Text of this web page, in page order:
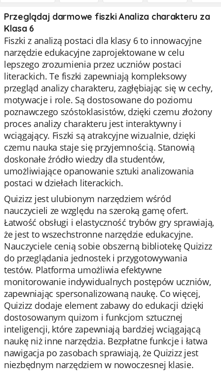
Przeglądaj darmowe fiszki Analiza charakteru za
Klasa 6
Fiszki z analizą postaci dla klasy 6 to innowacyjne
narzędzie edukacyjne zaprojektowane w celu
lepszego zrozumienia przez uczniów postaci
literackich. Te fiszki zapewniają kompleksowy
przegląd analizy charakteru, zagłębiając się w cechy,
motywacje i role. Są dostosowane do poziomu
poznawczego szóstoklasistów, dzięki czemu złożony
proces analizy charakteru jest interaktywny i
wciągający. Fiszki są atrakcyjne wizualnie, dzięki
czemu nauka staje się przyjemnością. Stanowią
doskonałe źródło wiedzy dla studentów,
umożliwiające opanowanie sztuki analizowania
postaci w dziełach literackich.
Quizizz jest ulubionym narzędziem wśród
nauczycieli ze względu na szeroką gamę ofert.
Łatwość obsługi i elastyczność trybów gry sprawiają,
że jest to wszechstronne narzędzie edukacyjne.
Nauczyciele cenią sobie obszerną bibliotekę Quizizz
do przeglądania jednostek i przygotowywania
testów. Platforma umożliwia efektywne
monitorowanie indywidualnych postępów uczniów,
zapewniając spersonalizowaną naukę. Co więcej,
Quizizz dodaje element zabawy do edukacji dzięki
dostosowanym quizom i funkcjom sztucznej
inteligencji, które zapewniają bardziej wciągającą
naukę niż inne narzędzia. Bezpłatne funkcje i łatwa
nawigacja po zasobach sprawiają, że Quizizz jest
niezbędnym narzędziem w nowoczesnej klasie.